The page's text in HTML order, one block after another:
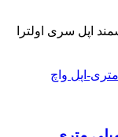
اپل سری اولترا